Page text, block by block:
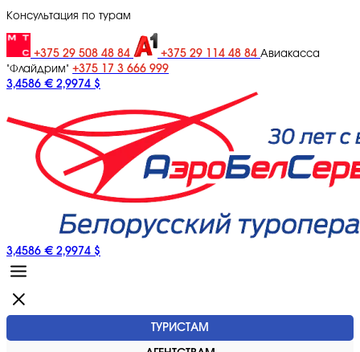
Консультация по турам
+375 29 508 48 84 +375 29 114 48 84 Авиакасса
"Флайдрим" +375 17 3 666 999
3,4586 € 2,9974 $
3,4586 € 2,9974 $
ТУРИСТАМ